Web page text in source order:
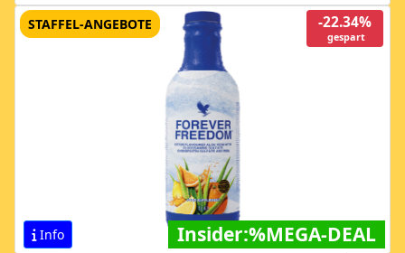
-22.34%
gespart
Info Insider:%MEGA-DEAL
STAFFEL-ANGEBOTE